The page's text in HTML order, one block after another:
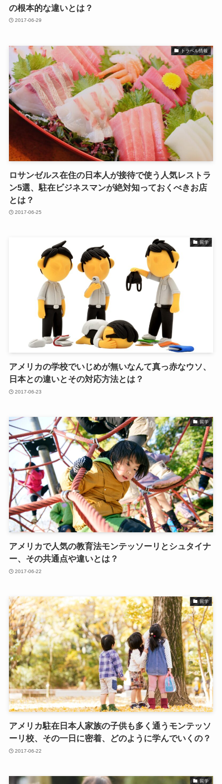
の根本的な違いとは？
2017-06-29
トラベル情報
ロサンゼルス在住の日本人が接待で使う人気レストラ
ン5選、駐在ビジネスマンが絶対知っておくべきお店
とは？
2017-06-25
留学
アメリカの学校でいじめが無いなんて真っ赤なウソ、
日本との違いとその対応方法とは？
2017-06-23
留学
アメリカで人気の教育法モンテッソーリとシュタイナ
ー、その共通点や違いとは？
2017-06-22
留学
アメリカ駐在日本人家族の子供も多く通うモンテッソ
ーリ校、その一日に密着、どのように学んでいくの？
2017-06-22
留学